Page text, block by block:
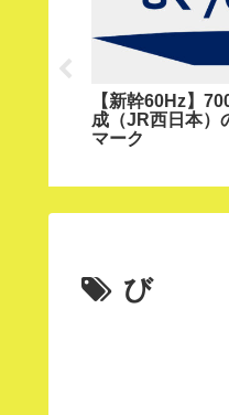
【新幹60Hz】
成（JR西日本）
マーク
び